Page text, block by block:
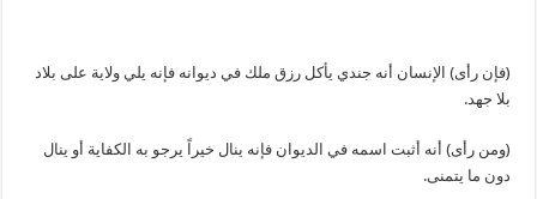
(فإن رأى) الإنسان أنه جندي يأكل رزق ملك في ديوانه فإنه يلي ولاية على بلاد
بلا جهد.
(ومن رأى) أنه أثبت اسمه في الديوان فإنه ينال خيراً يرجو به الكفاية أو ينال
دون ما يتمنى.